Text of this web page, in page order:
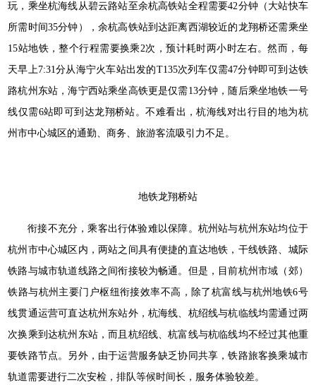
玩，乘坐杭海线从碧云路站至余杭高铁站全程需要42分钟（大站快车
所需时间35分钟），余杭高铁站到达距离西湖较近的龙翔桥还需乘坐
15站地铁，整个行程需要换乘2次，预计耗时两小时左右。然而，每
天早上7:31分从海宁火车站出发的T135次列车仅需47分钟即可到达铁
路杭州东站，海宁西站乘坐高铁更是仅需13分钟，随后乘坐地铁一号
线仅需6站即可到达龙翔桥站。不难看出，杭海线对出行目的地为杭
州市中心城区的通勤、商务、旅游客流吸引力不足。
地铁龙翔桥站
衔接不充分，乘客出行体验难以保障。杭州站与杭州东站均位于
杭州市中心城区内，两站之间具有便捷的直达地铁，干线铁路、城际
铁路与城市轨道线路之间衔接较为畅通。但是，目前杭州市域（郊）
铁路与杭州主要门户枢纽衔接效率不高，除了杭富线与杭州地铁6号
线贯通运营可直达杭州东站外，杭海线、杭绍线与杭临线均需通过两
次换乘到达杭州东站，而且杭绍线、杭富线与杭临线均不经过其他重
要铁路节点。另外，由于运营服务缺乏协同共享，铁路旅客换乘城市
轨道需要进行二次安检，排队等候时间长，服务体验较差。